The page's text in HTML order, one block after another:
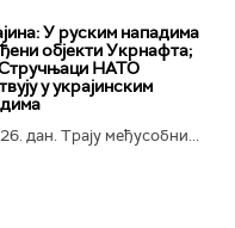
У руским нападима
објекти Укрнафта;
НАТО
у украјинским
дан. Трају међусобни...